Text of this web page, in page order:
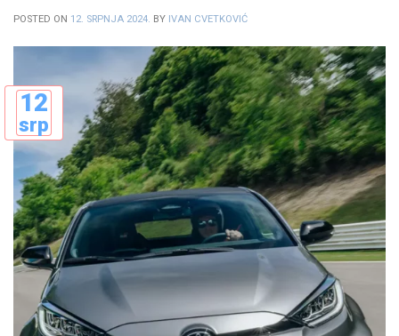
POSTED ON 12. SRPNJA 2024. BY IVAN CVETKOVIĆ
12
srp